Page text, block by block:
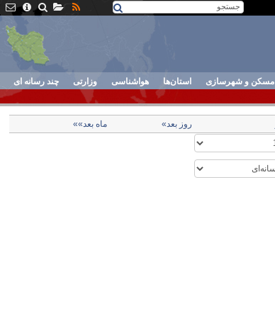
مسکن و شهرسازی استان‌ها هواشناسی وزارتی چند رسانه ای
روز بعد» ماه بعد»»